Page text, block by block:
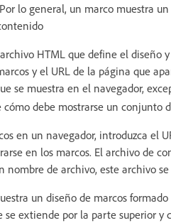
lo general, un marco muestra
HTML que define el diseño
y el URL de la página que
se muestra en el navegador,
debe mostrarse un conjunto
en un navegador, introduzca el
en los marcos. El archivo de
de archivo, este archivo
un diseño de marcos
se extiende por la parte superior